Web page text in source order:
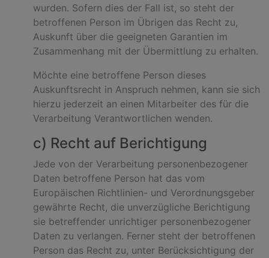
wurden. Sofern dies der Fall ist, so steht der
betroffenen Person im Übrigen das Recht zu,
Auskunft über die geeigneten Garantien im
Zusammenhang mit der Übermittlung zu erhalten.
Möchte eine betroffene Person dieses
Auskunftsrecht in Anspruch nehmen, kann sie sich
hierzu jederzeit an einen Mitarbeiter des für die
Verarbeitung Verantwortlichen wenden.
c) Recht auf Berichtigung
Jede von der Verarbeitung personenbezogener
Daten betroffene Person hat das vom
Europäischen Richtlinien- und Verordnungsgeber
gewährte Recht, die unverzügliche Berichtigung
sie betreffender unrichtiger personenbezogener
Daten zu verlangen. Ferner steht der betroffenen
Person das Recht zu, unter Berücksichtigung der